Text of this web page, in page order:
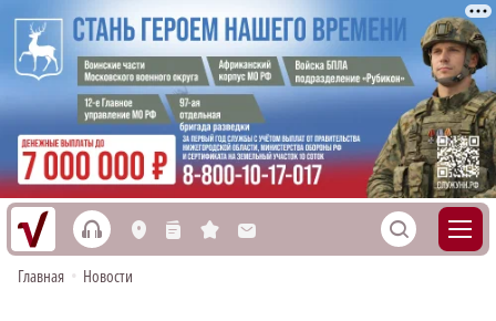
h L n s M S
Главная • Новости